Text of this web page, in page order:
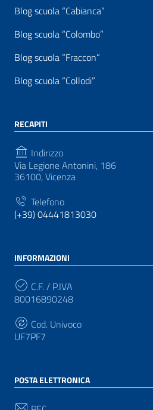
Blog scuola “Cabianca”
Blog scuola “Colombo”
Blog scuola “Fraccon”
Blog scuola “Collodi”
RECAPITI
Indirizzo
Via Legione Antonini, 186
36100, Vicenza
Telefono
(+39) 04441813030
INFORMAZIONI
C.F. / P.IVA
80016890248
Cod. Univoco
UF7PF7
POSTA ELETTRONICA